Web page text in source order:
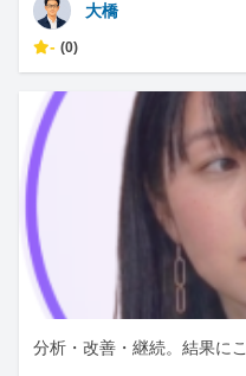
大橋
- (0)
分析・改善・継続。結果に